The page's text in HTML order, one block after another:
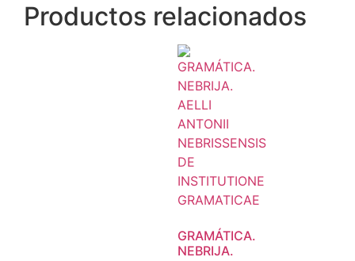
Productos relacionados
GRAMÁTICA.
NEBRIJA.